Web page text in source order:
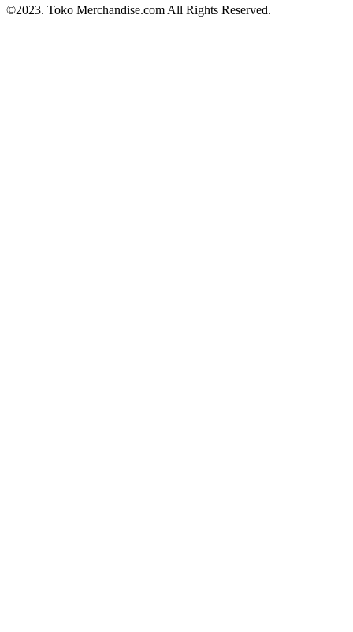
©2023. Toko Merchandise.com All Rights Reserved.